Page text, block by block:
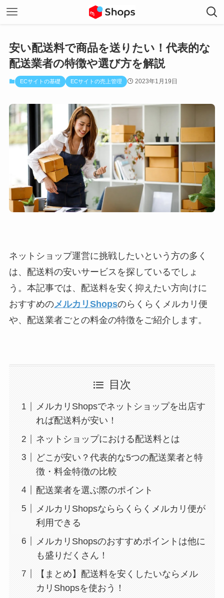
安い配送料で商品を送りたい！代表的な
配送業者の特徴や選び方を解説
ECサイトの基礎 ECサイトの売上管理 2023年1月19日
ネットショップ運営に挑戦したいという方の多く
は、配送料の安いサービスを探しているでしょ
う。本記事では、配送料を安く抑えたい方向けに
おすすめのメルカリShopsのらくらくメルカリ便
や、配送業者ごとの料金の特徴をご紹介します。
目次
メルカリShopsでネットショップを出店す
れば配送料が安い！
ネットショップにおける配送料とは
どこが安い？代表的な5つの配送業者と特
徴・料金特徴の比較
配送業者を選ぶ際のポイント
メルカリShopsなららくらくメルカリ便が
利用できる
メルカリShopsのおすすめポイントは他に
も盛りだくさん！
【まとめ】配送料を安くしたいならメル
カリShopsを使おう！